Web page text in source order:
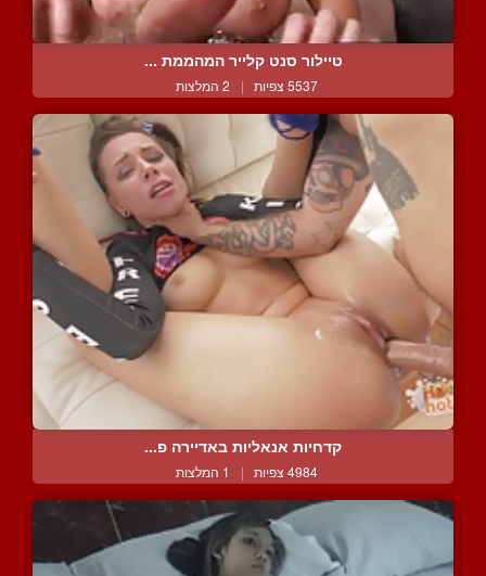
טיילור סנט קלייר המהממת ...
5537 צפיות | 2 המלצות
קדחיות אנאליות באדיירה פ...
4984 צפיות | 1 המלצות